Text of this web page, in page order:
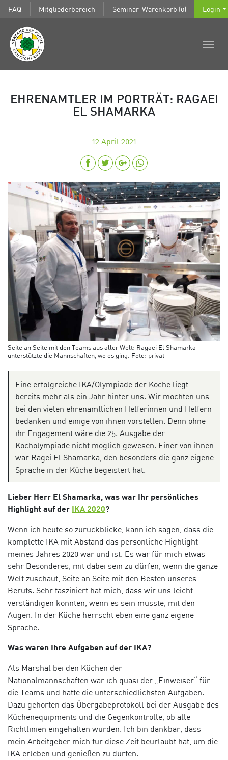
FAQ Mitgliederbereich Seminar-Warenkorb (0) Login
EHRENAMTLER IM PORTRÄT: RAGAEI
EL SHAMARKA
12 April 2021
Seite an Seite mit den Teams aus aller Welt: Ragaei El Shamarka
unterstützte die Mannschaften, wo es ging. Foto: privat
Eine erfolgreiche IKA/Olympiade der Köche liegt
bereits mehr als ein Jahr hinter uns. Wir möchten uns
bei den vielen ehrenamtlichen Helferinnen und Helfern
bedanken und einige von ihnen vorstellen. Denn ohne
ihr Engagement wäre die 25. Ausgabe der
Kocholympiade nicht möglich gewesen. Einer von ihnen
war Ragei El Shamarka, den besonders die ganz eigene
Sprache in der Küche begeistert hat.
Lieber Herr El Shamarka, was war Ihr persönliches
Highlight auf der IKA 2020?
Wenn ich heute so zurückblicke, kann ich sagen, dass die
komplette IKA mit Abstand das persönliche Highlight
meines Jahres 2020 war und ist. Es war für mich etwas
sehr Besonderes, mit dabei sein zu dürfen, wenn die ganze
Welt zuschaut, Seite an Seite mit den Besten unseres
Berufs. Sehr fasziniert hat mich, dass wir uns leicht
verständigen konnten, wenn es sein musste, mit den
Augen. In der Küche herrscht eben eine ganz eigene
Sprache.
Was waren Ihre Aufgaben auf der IKA?
Als Marshal bei den Küchen der
Nationalmannschaften war ich quasi der „Einweiser“ für
die Teams und hatte die unterschiedlichsten Aufgaben.
Dazu gehörten das Übergabeprotokoll bei der Ausgabe des
Küchenequipments und die Gegenkontrolle, ob alle
Richtlinien eingehalten wurden. Ich bin dankbar, dass
mein Arbeitgeber mich für diese Zeit beurlaubt hat, um die
IKA erleben und genießen zu dürfen.